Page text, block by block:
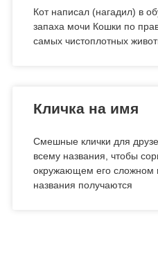
Кот написал (нагадил) в
запаха мочи Кошки по
самых чистоплотных
Кличка на имя
Смешные клички для
всему названия, чтобы
окружающем его сложном
названия получаются